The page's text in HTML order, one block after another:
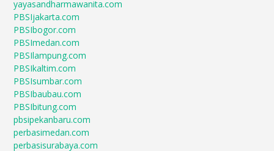
yayasandharmawanita.com
PBSIjakarta.com
PBSIbogor.com
PBSImedan.com
PBSIlampung.com
PBSIkaltim.com
PBSIsumbar.com
PBSIbaubau.com
PBSIbitung.com
pbsipekanbaru.com
perbasimedan.com
perbasisurabaya.com